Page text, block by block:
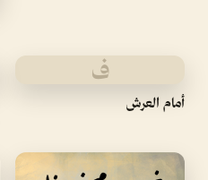
ف
أمام العرش